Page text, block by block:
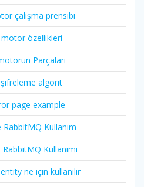
çalışma prensibi
özellikleri
Parçaları
algorit
page example
Kullanım
Kullanımı
ne için kullanılır